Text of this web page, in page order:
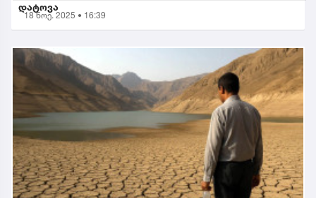
დატოვა
18 ნოე. 2025 • 16:39